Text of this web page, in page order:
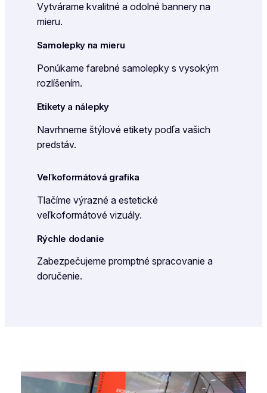
Vytvárame kvalitné a odolné bannery na
mieru.
Samolepky na mieru
Ponúkame farebné samolepky s vysokým
rozlíšením.
Etikety a nálepky
Navrhneme štýlové etikety podľa vašich
predstáv.
Veľkoformátová grafika
Tlačíme výrazné a estetické
veľkoformátové vizuály.
Rýchle dodanie
Zabezpečujeme promptné spracovanie a
doručenie.